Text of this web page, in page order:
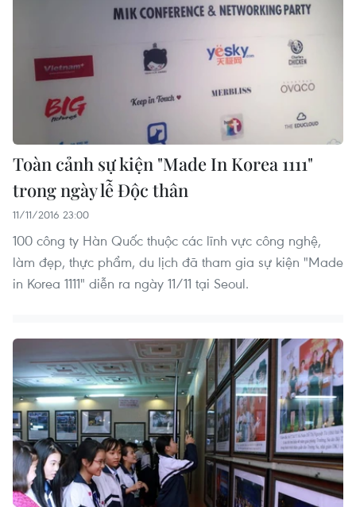
Toàn cảnh sự kiện "Made In Korea 1111"
trong ngày lễ Độc thân
11/11/2016 23:00
100 công ty Hàn Quốc thuộc các lĩnh vực công nghệ,
làm đẹp, thực phẩm, du lịch đã tham gia sự kiện "Made
in Korea 1111" diễn ra ngày 11/11 tại Seoul.